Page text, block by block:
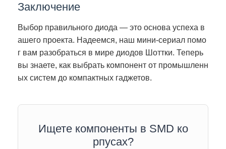
Заключение
Выбор правильного диода — это основа успеха в
ашего проекта. Надеемся, наш мини-сериал помо
г вам разобраться в мире диодов Шоттки. Теперь
вы знаете, как выбрать компонент от промышленн
ых систем до компактных гаджетов.
Ищете компоненты в SMD ко
рпусах?